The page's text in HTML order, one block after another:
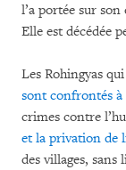
l’a portée sur
Elle est décédée
Les Rohingyas qui
sont confrontés à
crimes contre
et la privation de
des villages, sans